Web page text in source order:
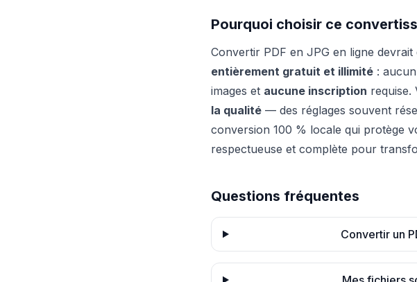
Pourquoi choisir ce
Convertir PDF en JPG en ligne
entièrement gratuit et illimité :
images et aucune inscription requise.
la qualité — des réglages souvent
conversion 100 % locale qui protège
respectueuse et complète pour
Questions fréquentes
Convertir un